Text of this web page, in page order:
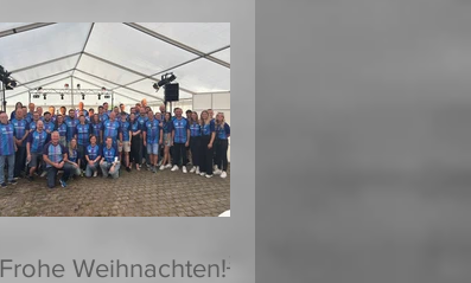
Frohe Weihnachten!🌟